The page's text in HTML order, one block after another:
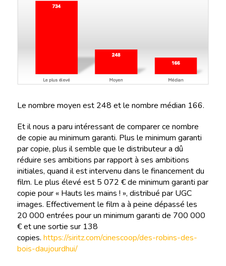
Le nombre moyen est 248 et le nombre médian 166.
Et il nous a paru intéressant de comparer ce nombre
de copie au minimum garanti. Plus le minimum garanti
par copie, plus il semble que le distributeur a dû
réduire ses ambitions par rapport à ses ambitions
initiales, quand il est intervenu dans le financement du
film. Le plus élevé est 5 072 € de minimum garanti par
copie pour « Hauts les mains ! », distribué par UGC
images. Effectivement le film a à peine dépassé les
20 000 entrées pour un minimum garanti de 700 000
€ et une sortie sur 138
copies. https://siritz.com/cinescoop/des-robins-des-
bois-daujourdhui/